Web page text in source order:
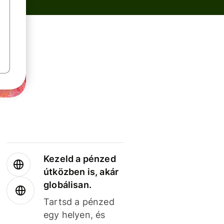
Kezeld a pénzed
útközben is, akár
globálisan.
Tartsd a pénzed
egy helyen, és